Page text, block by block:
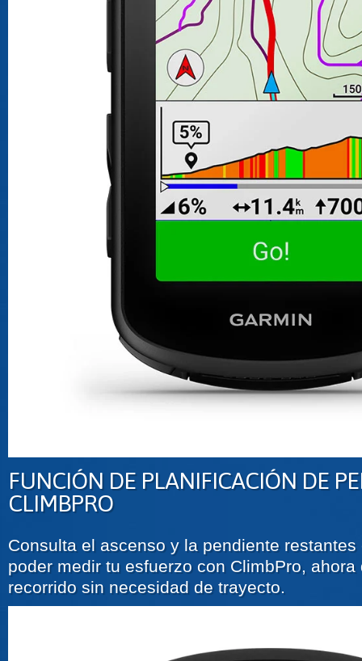
FUNCIÓN DE PLANIFICACIÓN DE
CLIMBPRO
Consulta el ascenso y la pendiente
poder medir tu esfuerzo con ClimbPro,
recorrido sin necesidad de trayecto.